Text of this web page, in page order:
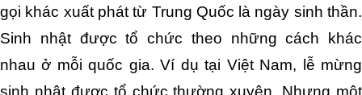
gọi khác xuất phát từ Trung Quốc là ngày sinh thần.
Sinh nhật được tổ chức theo những cách khác
nhau ở mỗi quốc gia. Ví dụ tại Việt Nam, lễ mừng
sinh nhật được tổ chức thường xuyên. Nhưng một